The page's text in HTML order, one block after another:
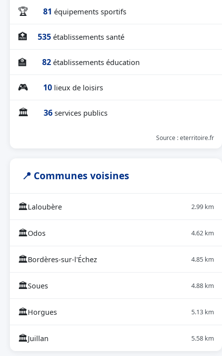
🏆 81 équipements sportifs
🏥 535 établissements santé
🏫 82 établissements éducation
🎮 10 lieux de loisirs
🏛 36 services publics
Source : eterritoire.fr
📍 Communes voisines
🏛Laloubère 2.99 km
🏛Odos 4.62 km
🏛Bordères-sur-l'Échez 4.85 km
🏛Soues 4.88 km
🏛Horgues 5.13 km
🏛Juillan 5.58 km